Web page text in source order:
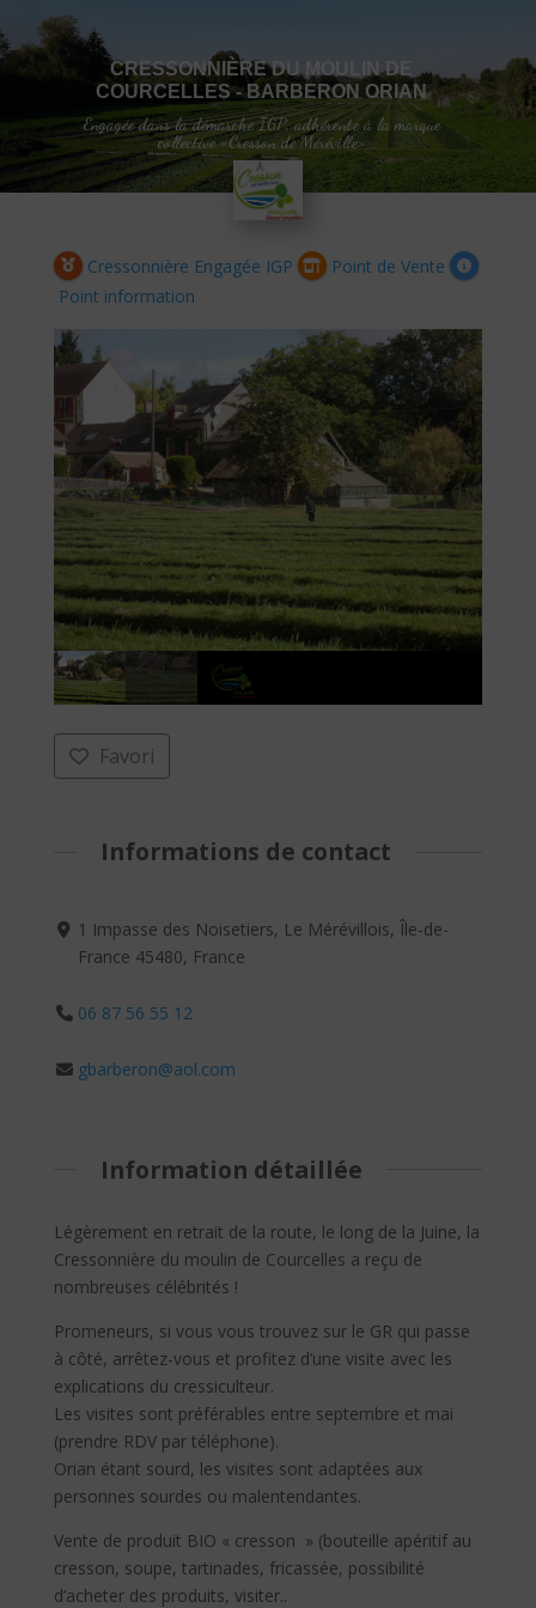
CRESSONNIÈRE DU MOULIN DE
COURCELLES - BARBERON ORIAN
Engagée dans la démarche IGP, adhérente à la marque
collective «Cresson de Méréville»
Cressonnière Engagée IGP
Point de Vente
Point information
Favori
Informations de contact
1 Impasse des Noisetiers, Le Mérévillois, Île-de-
France 45480, France
06 87 56 55 12
gbarberon@aol.com
Information détaillée
Légèrement en retrait de la route, le long de la Juine, la
Cressonnière du moulin de Courcelles a reçu de
nombreuses célébrités !
Promeneurs, si vous vous trouvez sur le GR qui passe
à côté, arrêtez-vous et profitez d’une visite avec les
explications du cressiculteur.
Les visites sont préférables entre septembre et mai
(prendre RDV par téléphone).
Orian étant sourd, les visites sont adaptées aux
personnes sourdes ou malentendantes.
Vente de produit BIO « cresson » (bouteille apéritif au
cresson, soupe, tartinades, fricassée, possibilité
d’acheter des produits, visiter..